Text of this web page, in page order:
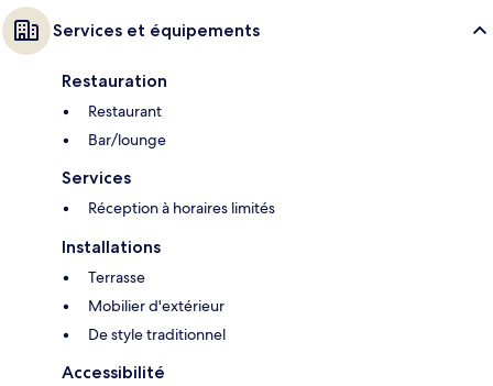
Services et équipements
Restauration
Restaurant
Bar/lounge
Services
Réception à horaires limités
Installations
Terrasse
Mobilier d'extérieur
De style traditionnel
Accessibilité